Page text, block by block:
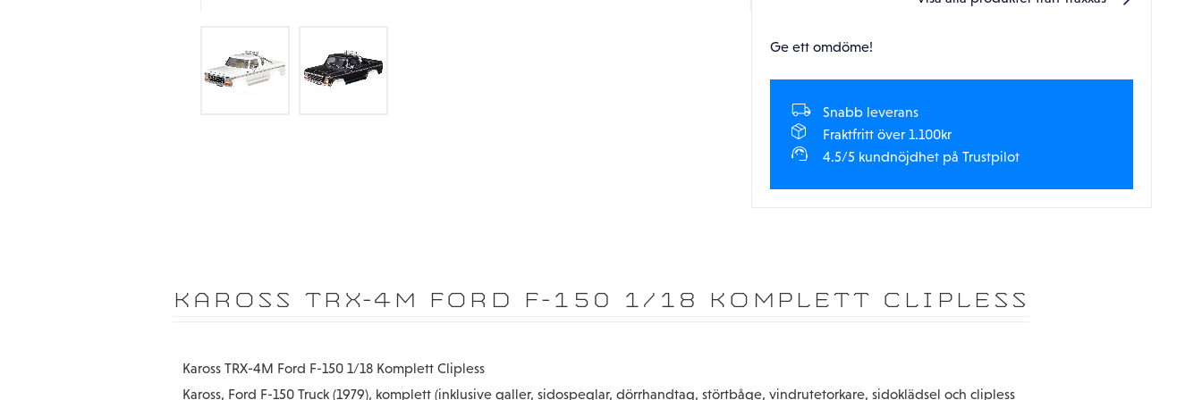
Ge ett omdöme!
Snabb leverans
Fraktfritt över 1.100kr
4.5/5 kundnöjdhet på Trustpilot
KAROSS TRX-4M FORD F-150 1/18 KOMPLETT CLIPLESS
Kaross TRX-4M Ford F-150 1/18 Komplett Clipless
Kaross, Ford F-150 Truck (1979), komplett (inklusive galler, sidospeglar, dörrhandtag, störtbåge, vindrutetorkare, sidoklädsel och clipless